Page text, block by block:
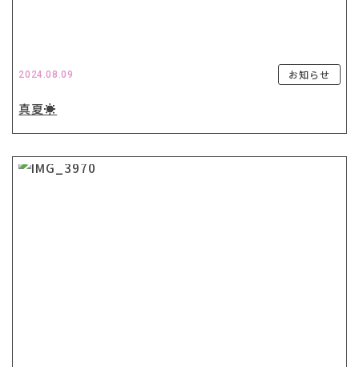
2024.08.09 お知らせ
真夏☀️